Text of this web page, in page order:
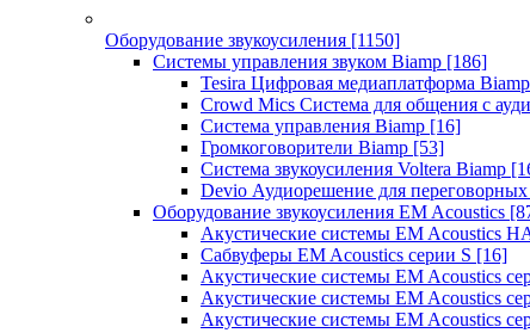
Оборудование звукоусиления [1150]
Системы управления звуком Biamp [186]
Tesira Цифровая медиаплатформа Biamp
Crowd Mics Система для общения с
Система управления Biamp [16]
Громкоговорители Biamp [53]
Система звукоусиления Voltera Biamp
Devio Аудиорешение для
Оборудование звукоусиления EM Acoustics
Акустические системы EM Acoustics
Сабвуферы EM Acoustics серии S [16]
Акустические системы EM Acoustics
Акустические системы EM Acoustics
Акустические системы EM Acoustics